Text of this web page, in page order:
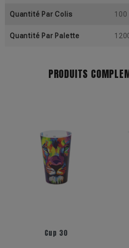
Quantité Par Colis 100
Quantité Par Palette
PRODUITS
Cup 30